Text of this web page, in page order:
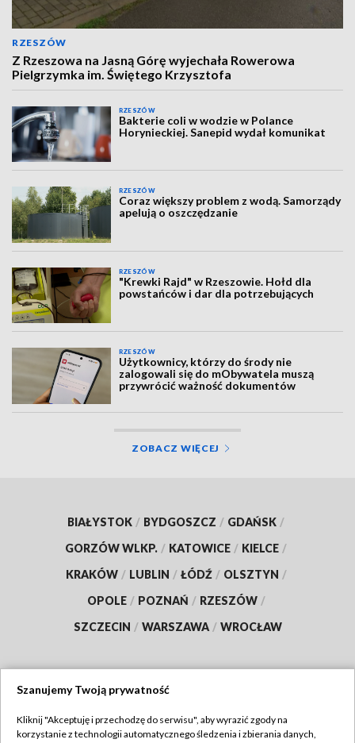
RZESZÓW
Z Rzeszowa na Jasną Górę wyjechała Rowerowa
Pielgrzymka im. Świętego Krzysztofa
RZESZÓW
Bakterie coli w wodzie w Polance
Horynieckiej. Sanepid wydał komunikat
RZESZÓW
Coraz większy problem z wodą. Samorządy
apelują o oszczędzanie
RZESZÓW
"Krewki Rajd" w Rzeszowie. Hołd dla
powstańców i dar dla potrzebujących
RZESZÓW
Użytkownicy, którzy do środy nie
zalogowali się do mObywatela muszą
przywrócić ważność dokumentów
ZOBACZ WIĘCEJ
BIAŁYSTOK / BYDGOSZCZ / GDAŃSK /
GORZÓW WLKP. / KATOWICE / KIELCE /
KRAKÓW / LUBLIN / ŁÓDŹ / OLSZTYN /
OPOLE / POZNAŃ / RZESZÓW /
SZCZECIN / WARSZAWA / WROCŁAW
TVP
Szanujemy Twoją prywatność
Kliknij "Akceptuję i przechodzę do serwisu", aby wyrazić zgody na
korzystanie z technologii automatycznego śledzenia i zbierania danych,